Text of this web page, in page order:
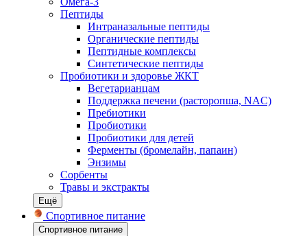
Пептиды
Интраназальные пептиды
Органические пептиды
Пептидные комплексы
Синтетические пептиды
Пробиотики и здоровье ЖКТ
Вегетарианцам
Поддержка печени (расторопша, NAC)
Пребиотики
Пробиотики
Пробиотики для детей
Ферменты (бромелайн, папаин)
Энзимы
Сорбенты
Травы и экстракты
Ещё
Спортивное питание
Спортивное питание